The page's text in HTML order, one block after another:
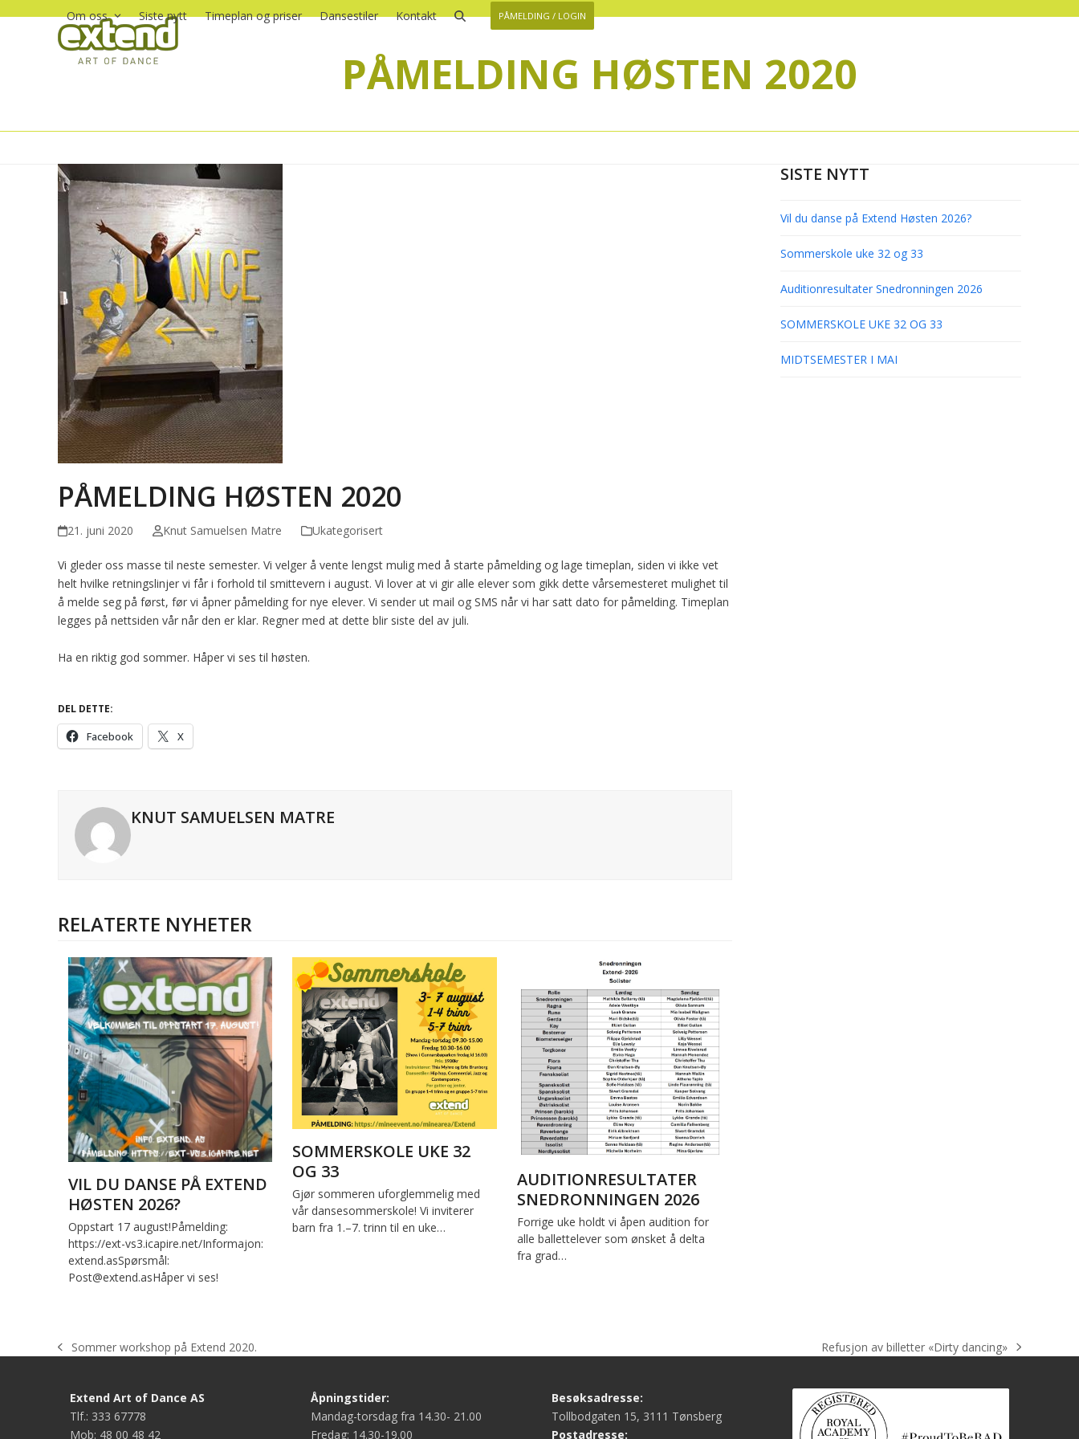
PÅMELDING / LOGIN
Om oss Siste nytt Timeplan og priser Dansestiler Kontakt
PÅMELDING HØSTEN 2020
PÅMELDING HØSTEN 2020
21. juni 2020 Knut Samuelsen Matre Ukategorisert
Vi gleder oss masse til neste semester. Vi velger å vente lengst mulig med å starte påmelding og lage timeplan, siden vi ikke vet
helt hvilke retningslinjer vi får i forhold til smittevern i august. Vi lover at vi gir alle elever som gikk dette vårsemesteret mulighet til
å melde seg på først, før vi åpner påmelding for nye elever. Vi sender ut mail og SMS når vi har satt dato for påmelding. Timeplan
legges på nettsiden vår når den er klar. Regner med at dette blir siste del av juli.
Ha en riktig god sommer. Håper vi ses til høsten.
DEL DETTE:
Facebook X
KNUT SAMUELSEN MATRE
RELATERTE NYHETER
VIL DU DANSE PÅ EXTEND
HØSTEN 2026?
Oppstart 17 august!Påmelding:
https://ext-vs3.icapire.net/Informajon:
extend.asSpørsmål:
Post@extend.asHåper vi ses!
SOMMERSKOLE UKE 32
OG 33
Gjør sommeren uforglemmelig med
vår dansesommerskole! Vi inviterer
barn fra 1.–7. trinn til en uke…
AUDITIONRESULTATER
SNEDRONNINGEN 2026
Forrige uke holdt vi åpen audition for
alle ballettelever som ønsket å delta
fra grad…
SISTE NYTT
Vil du danse på Extend Høsten 2026?
Sommerskole uke 32 og 33
Auditionresultater Snedronningen 2026
SOMMERSKOLE UKE 32 OG 33
MIDTSEMESTER I MAI
previous
Sommer workshop på Extend 2020.
next
Refusjon av billetter «Dirty dancing»
Extend Art of Dance AS
Tlf.: 333 67778
Mob: 48 00 48 42
Åpningstider:
Mandag-torsdag fra 14.30- 21.00
Fredag: 14.30-19.00
Besøksadresse:
Tollbodgaten 15, 3111 Tønsberg
Postadresse: